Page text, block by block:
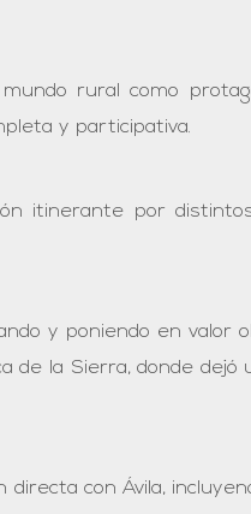
rural como
y participativa.
itinerante por
y poniendo en valor
la Sierra, donde
con Ávila,